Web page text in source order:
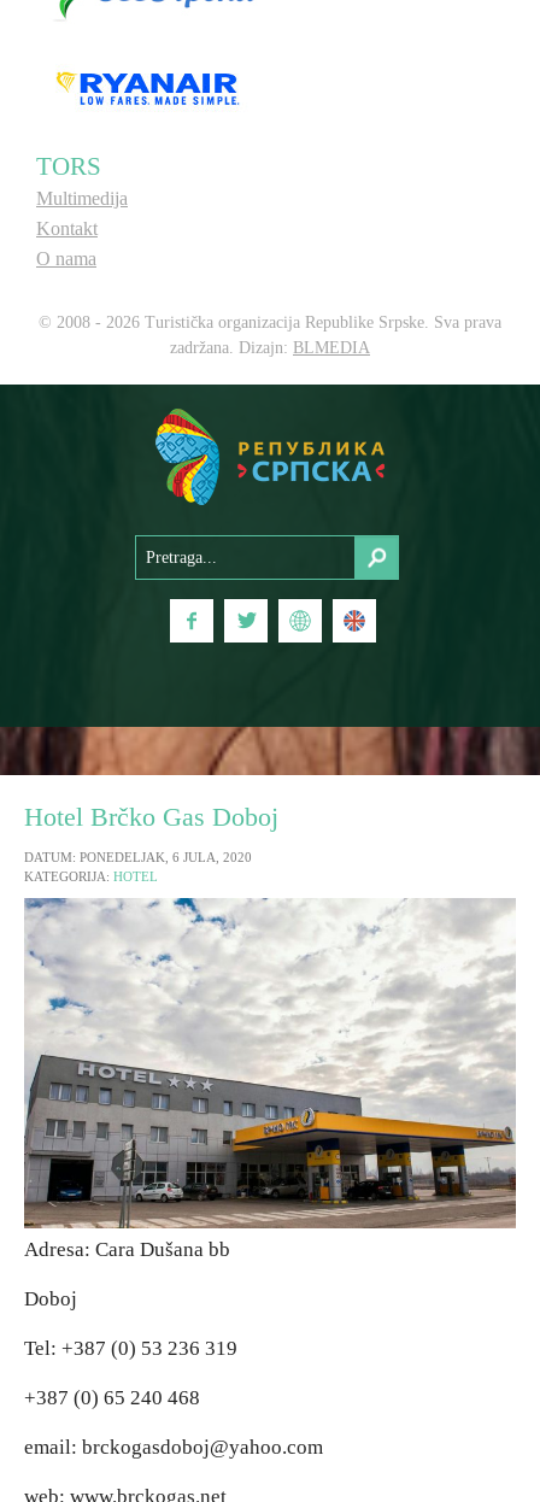
TORS
Multimedija
Kontakt
O nama
© 2008 - 2026 Turistička organizacija Republike Srpske. Sva prava
zadržana. Dizajn: BLMEDIA
Hotel Brčko Gas Doboj
DATUM: PONEDELJAK, 6 JULA, 2020
KATEGORIJA: HOTEL
Adresa: Cara Dušana bb
Doboj
Tel: +387 (0) 53 236 319
+387 (0) 65 240 468
email: brckogasdoboj@yahoo.com
web: www.brckogas.net